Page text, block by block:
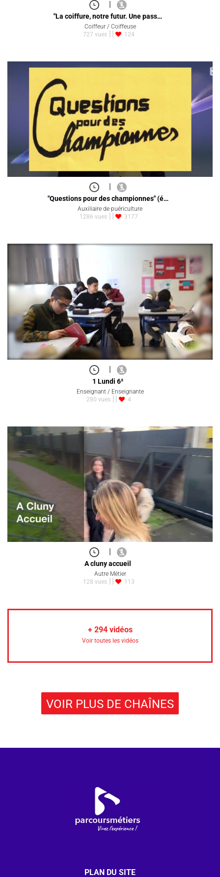
|
"La coiffure, notre futur. Une pass…
Coiffeur / Coiffeuse
727 vues
124
"Questions pour des championnes" (é…
Auxiliaire de puériculture
1286 vues
3177
|
1 Lundi 6²
Enseignant / Enseignante
280 vues
4
A cluny accueil
Autre Métier
128 vues
113
+ 294vidéos
Voir toutes les vidéos
VOIR PLUS DE CHAÎNES
PLAN DU SITE